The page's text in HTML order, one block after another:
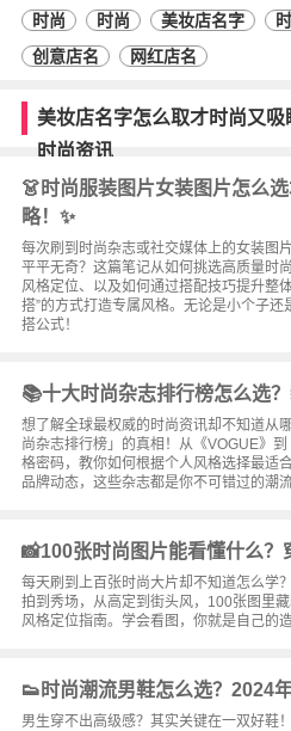
时尚 时尚 美妆店名字
创意店名
网红店名
美妆店名字怎么取才时尚又
时尚资讯
👗时尚服装图片女装图片怎么
略！✨
每次刷到时尚杂志或社交媒体上的女装图
平平无奇？这篇笔记从如何挑选高质量时
风格定位、以及如何通过搭配技巧提升整
搭”的方式打造专属风格。无论是小个子
搭公式！
📚十大时尚杂志排行榜怎么选
想了解全球最权威的时尚资讯却不知道从
尚杂志排行榜」的真相！从《VOGUE》
格密码，教你如何根据个人风格选择最适
品牌动态，这些杂志都是你不可错过的潮流
📸100张时尚图片能看懂什么？
每天刷到上百张时尚大片却不知道怎么学
拍到秀场，从高定到街头风，100张图里
风格定位指南。学会看图，你就是自己的造
👟时尚潮流男鞋怎么选？2024
男生穿不出高级感？其实关键在一双好鞋